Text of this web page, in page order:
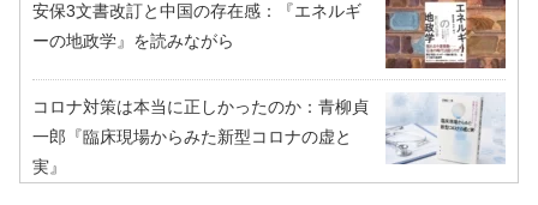
安保3文書改訂と中国の存在感：『エネルギ
ーの地政学』を読みながら
コロナ対策は本当に正しかったのか：青柳貞
一郎『臨床現場からみた新型コロナの虚と
実』